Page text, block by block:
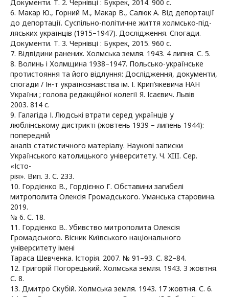
Документи. Т. 2. Чернівці : Букрек, 2014. 900 с.
6. Макар Ю., Горний М., Макар В., Салюк А. Від депортації
до депортації. Суспільно-політичне життя холмсько-під-
ляських українців (1915–1947). Дослідження. Спогади.
Документи. Т. 3. Чернівці : Букрек, 2015. 960 с.
7. Відвідини ранених. Холмська земля. 1943. 4 липня. С. 5.
8. Волинь і Холмщина 1938–1947. Польсько-українське
протистояння та його відлуння: Дослідження, документи,
спогади / Ін-т українознавства ім. І. Крип’якевича НАН
України ; голова редакційної колегії Я. Ісаєвич. Львів
2003. 814 с.
9. Галагіда І. Людські втрати серед українців у
люблінському дистрикті (жовтень 1939 – липень 1944):
попередній
аналіз статистичного матеріалу. Наукові записки
Українського католицького університету. Ч. XIII. Сер.
«Істо-
рія». Вип. 3. С. 233.
10. Гордієнко В., Гордієнко Г. Обставини загибелі
митрополита Олексія Громадського. Уманська старовина.
2019.
№ 6. С. 18.
11. Гордієнко В.. Убивство митрополита Олексія
Громадського. Вісник Київського національного
університету імені
Тараса Шевченка. Історія. 2007. № 91–93. С. 82–84.
12. Григорій Погорецький. Холмська земля. 1943. 3 жовтня.
С. 8.
13. Дмитро Скубій. Холмська земля. 1943. 17 жовтня. С. 6.